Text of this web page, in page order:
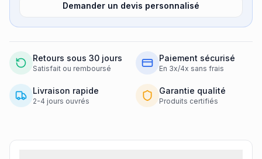
Demander un devis personnalisé
Retours sous 30 jours
Satisfait ou remboursé
Paiement sécurisé
En 3x/4x sans frais
Livraison rapide
2-4 jours ouvrés
Garantie qualité
Produits certifiés